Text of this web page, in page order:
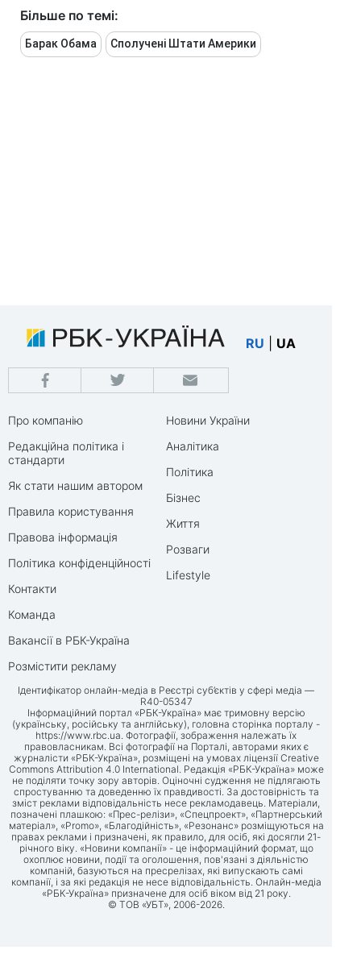
Більше по темі:
Барак Обама Сполучені Штати Америки
RU UA
Про компанію
Редакційна політика і
стандарти
Як стати нашим автором
Правила користування
Правова інформація
Політика конфіденційності
Контакти
Команда
Вакансії в РБК-Україна
Розмістити рекламу
Новини України
Аналітика
Політика
Бізнес
Життя
Розваги
Lifestyle
Ідентифікатор онлайн-медіа в Реєстрі суб’єктів у сфері медіа —
R40-05347
Інформаційний портал «РБК-Україна» має тримовну версію
(українську, російську та англійську), головна сторінка порталу -
https://www.rbc.ua. Фотографії, зображення належать їх
правовласникам. Всі фотографії на Порталі, авторами яких є
журналісти «РБК-Україна», розміщені на умовах ліцензії Creative
Commons Attribution 4.0 International. Редакція «РБК-Україна» може
не поділяти точку зору авторів. Оціночні судження не підлягають
спростуванню та доведенню їх правдивості. За достовірність та
зміст реклами відповідальність несе рекламодавець. Матеріали,
позначені плашкою: «Прес-релізи», «Спецпроект», «Партнерський
матеріал», «Promo», «Благодійність», «Резонанс» розміщуються на
правах реклами і призначені, як правило, для осіб, які досягли 21-
річного віку. «Новини компанії» - це інформаційний формат, що
охоплює новини, події та оголошення, пов'язані з діяльністю
компаній, базуються на пресрелізах, які випускають самі
компанії, і за які редакція не несе відповідальність. Онлайн-медіа
«РБК-Україна» призначене для осіб віком від 21 року.
© ТОВ «УБТ», 2006-2026.